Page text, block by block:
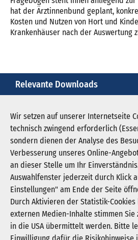
Wir setzen auf unserer Internetseite
technisch zwingend erforderlich
sondern dienen der Analyse des
Verbesserung unseres Online-
an dieser Stelle um Ihr
Auswahlfenster jederzeit durch Klick
Einstellungen" am Ende der Seite
Durch Aktivieren der Statistik-
externen Medien-Inhalte stimmen Sie
in die USA übermittelt werden. Bitte
hat der Ärztinnenbund geplant,
Kosten und Nutzen von Hort und
Krankenhäuser nach der Auswertung
Relevante Downloads
klinik-fragebogen.pdf
Download PDF (58 KB)
Newsletter abonnieren
Registrieren
KGNW -